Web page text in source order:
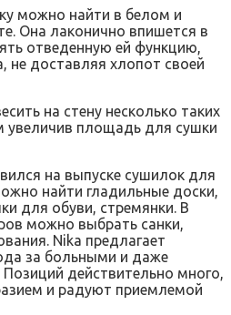
можно найти в белом и
Она лаконично впишется в
отведенную ей функцию,
не доставляя хлопот своей
на стену несколько таких
увеличив площадь для сушки
на выпуске сушилок для
найти гладильные доски,
для обуви, стремянки. В
можно выбрать санки,
Nika предлагает
за больными и даже
действительно много,
и радуют приемлемой